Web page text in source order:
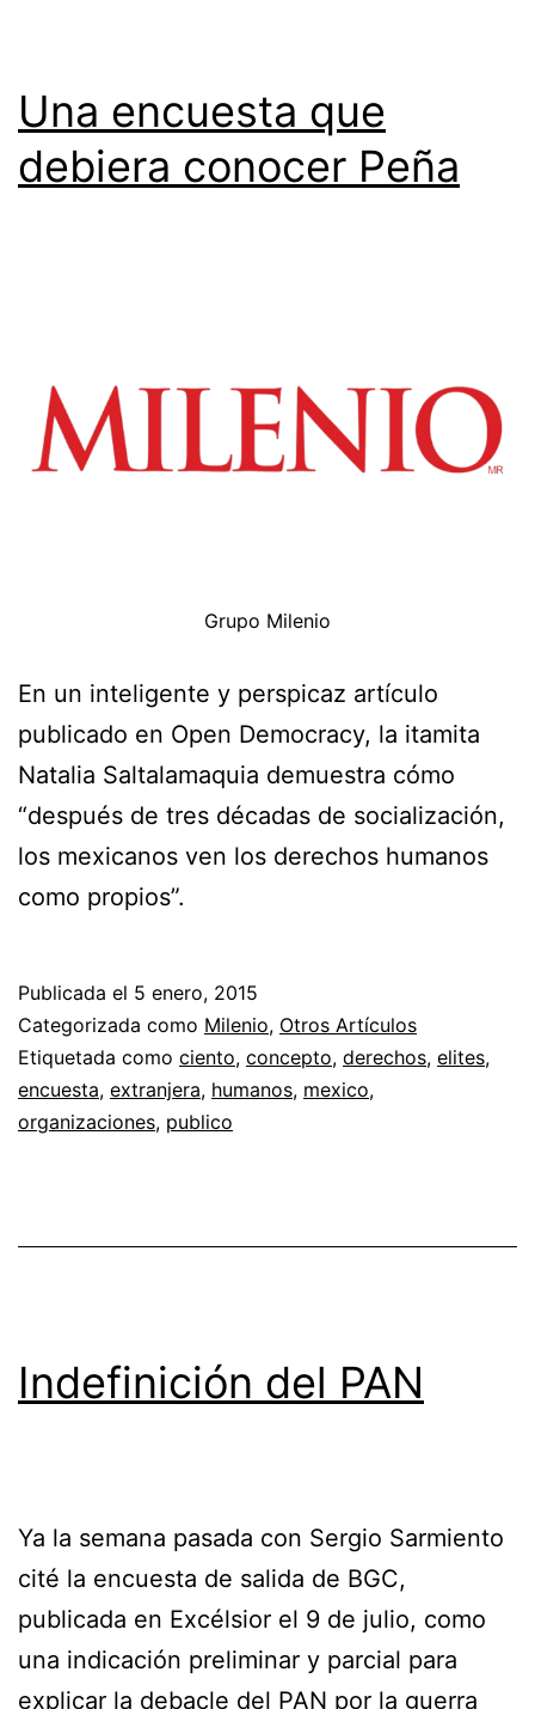
Una encuesta que
debiera conocer Peña
Grupo Milenio
En un inteligente y perspicaz artículo
publicado en Open Democracy, la itamita
Natalia Saltalamaquia demuestra cómo
“después de tres décadas de socialización,
los mexicanos ven los derechos humanos
como propios”.
Publicada el 5 enero, 2015
Categorizada como Milenio, Otros Artículos
Etiquetada como ciento, concepto, derechos, elites,
encuesta, extranjera, humanos, mexico,
organizaciones, publico
Indefinición del PAN
Ya la semana pasada con Sergio Sarmiento
cité la encuesta de salida de BGC,
publicada en Excélsior el 9 de julio, como
una indicación preliminar y parcial para
explicar la debacle del PAN por la guerra